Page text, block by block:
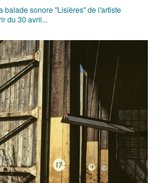
balade sonore "Lisières" de l'artiste
du 30 avril...